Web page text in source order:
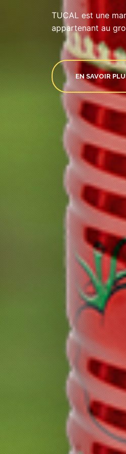
TUCAL est une
appartenant au
EN SAVOIR